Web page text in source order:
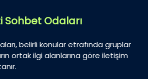
Sohbet Odaları
belirli konular etrafında gruplar
ortak ilgi alanlarına göre iletişim